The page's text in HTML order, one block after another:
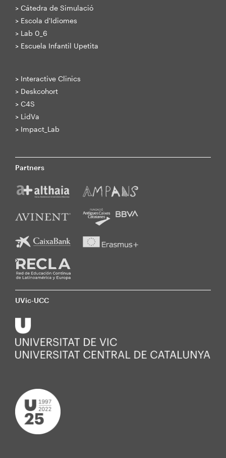
> Cátedra de Simulació
> Escola d'Idiomes
> Lab 0_6
> Escuela Infantil Upetita
> Interactive Clinics
> Deskcohort
> C4S
> LidVa
> Impact_Lab
Partners
UVic-UCC